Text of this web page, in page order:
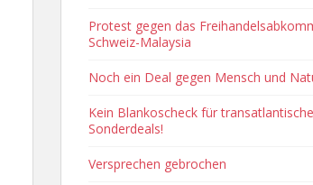
Protest gegen das
Schweiz-Malaysia
Noch ein Deal gegen Mensch und
Kein Blankoscheck für transatlantische
Sonderdeals!
Versprechen gebrochen